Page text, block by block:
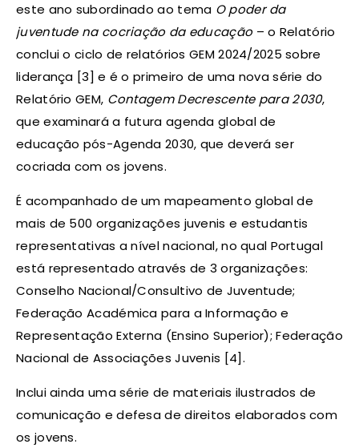
este ano subordinado ao tema O poder da
juventude na cocriação da educação– o Relatório
conclui o ciclo de relatórios GEM 2024/2025 sobre
liderança [3] e é o primeiro de uma nova série do
Relatório GEM, Contagem Decrescente para 2030,
que examinará a futura agenda global de
educação pós-Agenda 2030, que deverá ser
cocriada com os jovens.
É acompanhado de um mapeamento global de
mais de 500 organizações juvenis e estudantis
representativas a nível nacional, no qual Portugal
está representado através de 3 organizações:
Conselho Nacional/Consultivo de Juventude;
Federação Académica para a Informação e
Representação Externa (Ensino Superior); Federação
Nacional de Associações Juvenis [4].
Inclui ainda uma série de materiais ilustrados de
comunicação e defesa de direitos elaborados com
os jovens.